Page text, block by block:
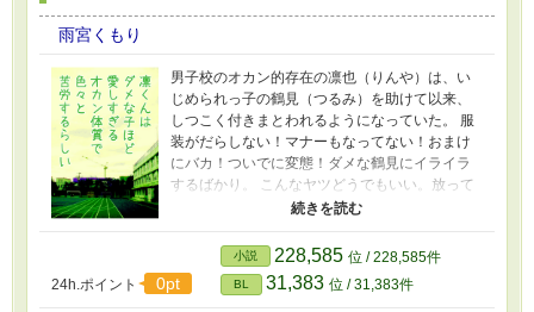
雨宮くもり
男子校のオカン的存在の凛也（りんや）は、い
じめられっ子の鶴見（つるみ）を助けて以来、
しつこく付きまとわれるようになっていた。 服
装がだらしない！マナーもなってない！おまけ
にバカ！ついでに変態！ダメな鶴見にイライラ
するばかり。 こんなヤツどうでもいい。放って
おけばいい。 分かっているはずなのに、凛也は
あれやこれやと手を焼いて、ついにはあんなコ
トのお世話まで──！？ ------ R18該当の章とペ
ージには※がつきます
24h.ポイント 0pt
小説 228,585 位 / 228,585件
BL 31,383 位 / 31,383件